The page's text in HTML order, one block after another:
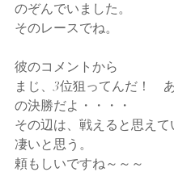
のぞんでいました。
そのレースでね。
彼のコメントから
まじ、3位狙ってんだ！　
の決勝だよ・・・・
その辺は、戦えると思え
凄いと思う。
頼もしいですね～～～